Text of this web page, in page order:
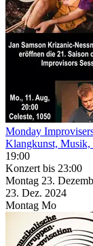
Monday
Klangkunst, Musik,
19:00
Konzert bis 23:00
Montag 23.
23. Dez. 2024
Montag Mo